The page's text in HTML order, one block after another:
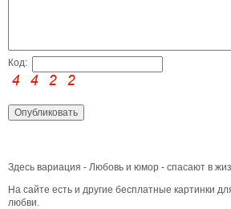
Код:
Здесь вариация - Любовь и юмор - спасают в
На сайте есть и другие бесплатные картинки
любви.